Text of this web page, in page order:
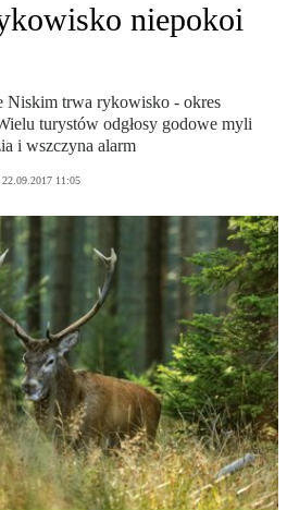
niepokoi
Niskim trwa rykowisko - okres
turystów odgłosy godowe myli
i wszczyna alarm
22.09.2017 11:05